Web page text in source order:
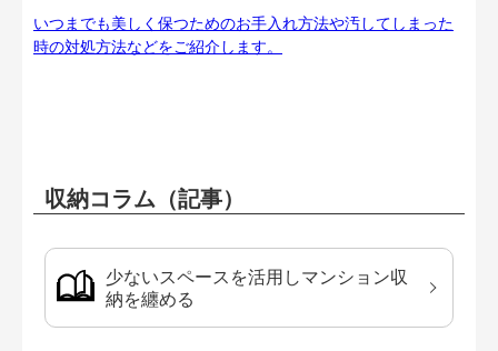
いつまでも美しく保つためのお手入れ方法や汚してしまった
時の対処方法などをご紹介します。
収納コラム（記事）
少ないスペースを活用しマンション収
納を纏める